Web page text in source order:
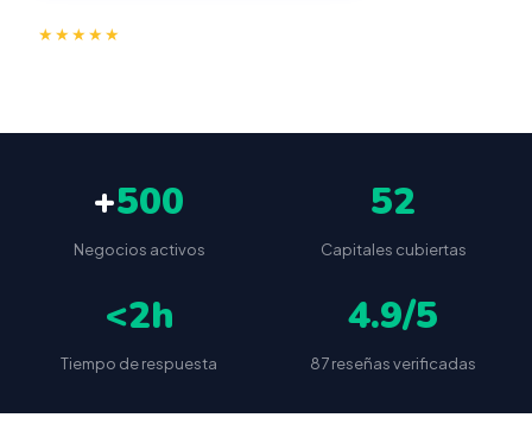
★★★★★
+500
Negocios activos
52
Capitales cubiertas
<2h
Tiempo de respuesta
4.9/5
87 reseñas verificadas